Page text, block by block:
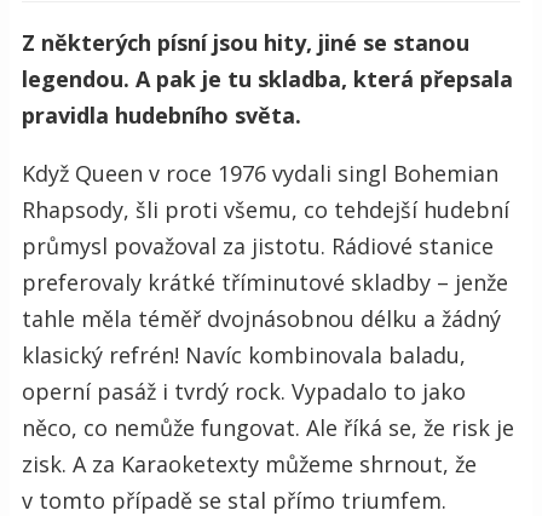
Z některých písní jsou hity, jiné se stanou
legendou. A pak je tu skladba, která přepsala
pravidla hudebního světa.
Když Queen v roce 1976 vydali singl Bohemian
Rhapsody, šli proti všemu, co tehdejší hudební
průmysl považoval za jistotu. Rádiové stanice
preferovaly krátké tříminutové skladby – jenže
tahle měla téměř dvojnásobnou délku a žádný
klasický refrén! Navíc kombinovala baladu,
operní pasáž i tvrdý rock. Vypadalo to jako
něco, co nemůže fungovat. Ale říká se, že risk je
zisk. A za Karaoketexty můžeme shrnout, že
v tomto případě se stal přímo triumfem.